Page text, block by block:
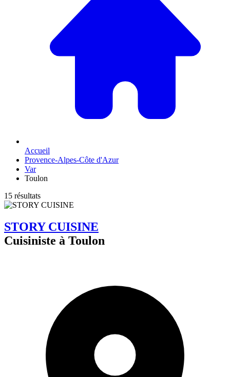
Accueil
Provence-Alpes-Côte d'Azur
Var
Toulon
15 résultats
STORY CUISINE
Cuisiniste à Toulon